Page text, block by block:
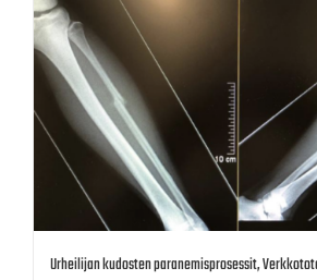
Urheilijan kudosten paranemisprosessit,